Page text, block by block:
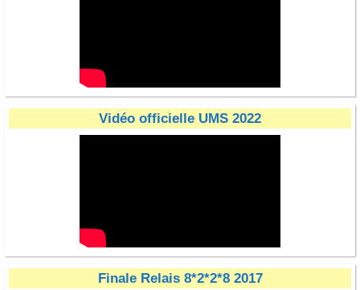
Vidéo officielle UMS 2022
Finale Relais 8*2*2*8 2017